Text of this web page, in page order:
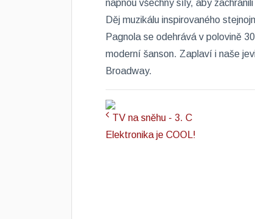
napnou všechny síly, aby
Děj muzikálu inspirovaného
Pagnola se odehrává v polovině
moderní šanson. Zaplaví i naše
Broadway.
TV na sněhu - 3. C
Elektronika je COOL!